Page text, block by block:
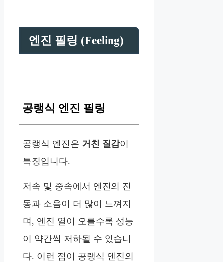
엔진 필링 (Feeling)
공랭식 엔진 필링
공랭식 엔진은 거친 질감이
특징입니다.
저속 및 중속에서 엔진의 진
동과 소음이 더 많이 느껴지
며, 엔진 열이 오를수록 성능
이 약간씩 저하될 수 있습니
다. 이런 점이 공랭식 엔진의